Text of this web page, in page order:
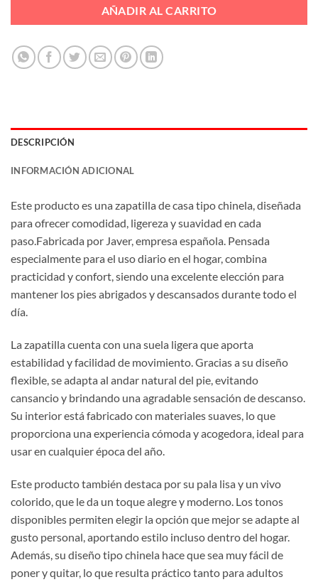
AÑADIR AL CARRITO
DESCRIPCIÓN
INFORMACIÓN ADICIONAL
Este producto es una zapatilla de casa tipo chinela, diseñada
para ofrecer comodidad, ligereza y suavidad en cada
paso.Fabricada por Javer, empresa española. Pensada
especialmente para el uso diario en el hogar, combina
practicidad y confort, siendo una excelente elección para
mantener los pies abrigados y descansados durante todo el
día.
La zapatilla cuenta con una suela ligera que aporta
estabilidad y facilidad de movimiento. Gracias a su diseño
flexible, se adapta al andar natural del pie, evitando
cansancio y brindando una agradable sensación de descanso.
Su interior está fabricado con materiales suaves, lo que
proporciona una experiencia cómoda y acogedora, ideal para
usar en cualquier época del año.
Este producto también destaca por su pala lisa y un vivo
colorido, que le da un toque alegre y moderno. Los tonos
disponibles permiten elegir la opción que mejor se adapte al
gusto personal, aportando estilo incluso dentro del hogar.
Además, su diseño tipo chinela hace que sea muy fácil de
poner y quitar, lo que resulta práctico tanto para adultos